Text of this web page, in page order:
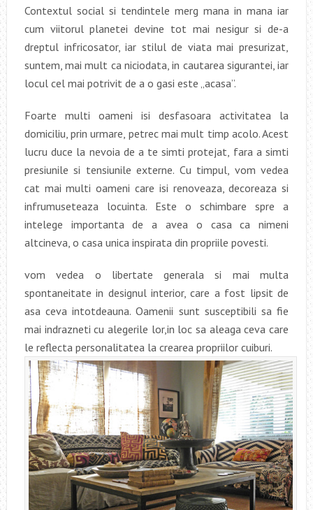
Contextul social si tendintele merg mana in mana iar
cum viitorul planetei devine tot mai nesigur si de-a
dreptul infricosator, iar stilul de viata mai presurizat,
suntem, mai mult ca niciodata, in cautarea sigurantei, iar
locul cel mai potrivit de a o gasi este „acasa”.
Foarte multi oameni isi desfasoara activitatea la
domiciliu, prin urmare, petrec mai mult timp acolo. Acest
lucru duce la nevoia de a te simti protejat, fara a simti
presiunile si tensiunile externe. Cu timpul, vom vedea
cat mai multi oameni care isi renoveaza, decoreaza si
infrumuseteaza locuinta. Este o schimbare spre a
intelege importanta de a avea o casa ca nimeni
altcineva, o casa unica inspirata din propriile povesti.
vom vedea o libertate generala si mai multa
spontaneitate in designul interior, care a fost lipsit de
asa ceva intotdeauna. Oamenii sunt susceptibili sa fie
mai indrazneti cu alegerile lor,in loc sa aleaga ceva care
le reflecta personalitatea la crearea propriilor cuiburi.